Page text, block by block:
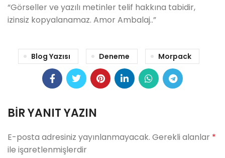
“Görseller ve yazılı metinler telif hakkına tabidir,
izinsiz kopyalanamaz. Amor Ambalaj..”
Blog Yazısı Deneme Morpack
BIR YANIT YAZIN
E-posta adresiniz yayınlanmayacak. Gerekli alanlar *
ile işaretlenmişlerdir